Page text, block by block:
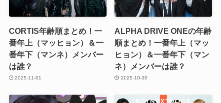
CORTIS年齢順まとめ！一
番年上（マッヒョン）＆一
番年下（マンネ）メンバー
は誰？
2025-11-01
ALPHA DRIVE ONEの年齢
順まとめ！一番年上（マッ
ヒョン）＆一番年下（マン
ネ）メンバーは誰？
2025-10-30